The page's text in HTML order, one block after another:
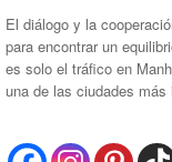
El diálogo y la
para encontrar un
es solo el tráfico en
una de las ciudades